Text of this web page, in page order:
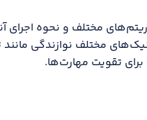
مختلف و نحوه اجرای
مختلف نوازندگی
برای تقویت مهارت‌ها.